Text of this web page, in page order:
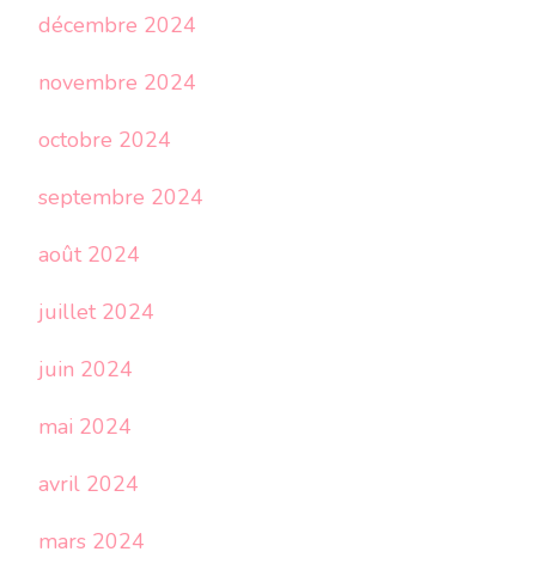
décembre 2024
novembre 2024
octobre 2024
septembre 2024
août 2024
juillet 2024
juin 2024
mai 2024
avril 2024
mars 2024